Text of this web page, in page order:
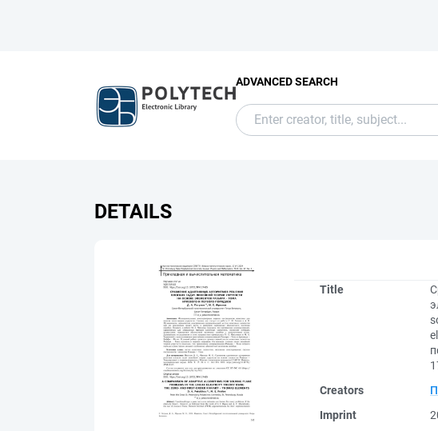
ADVANCED SEARCH
DETAILS
Title
Creators
Imprint